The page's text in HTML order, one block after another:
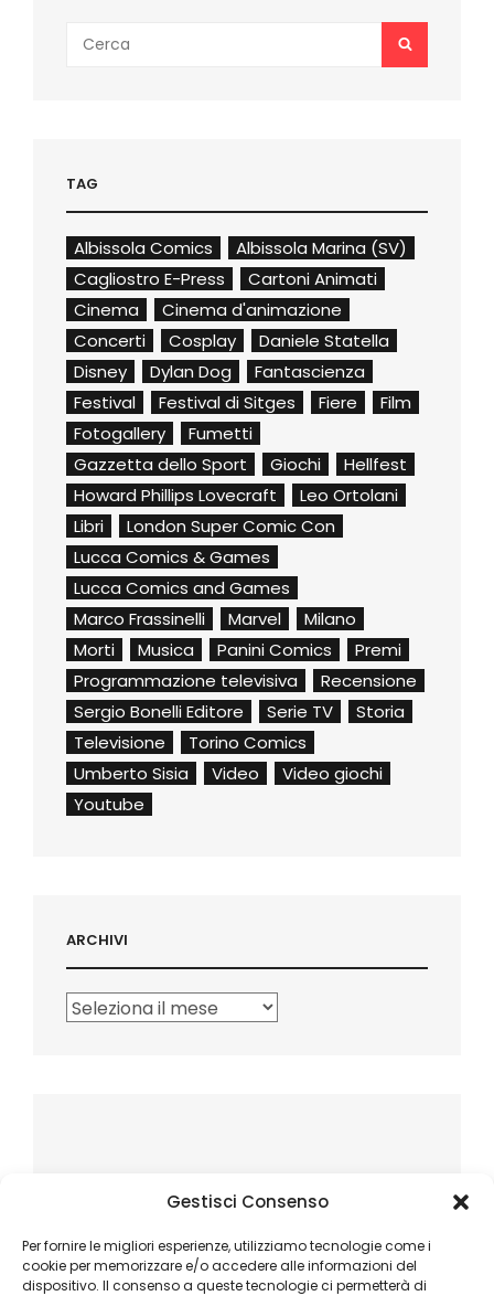
Gestisci Consenso
Per fornire le migliori esperienze, utilizziamo tecnologie come i
cookie per memorizzare e/o accedere alle informazioni del
dispositivo. Il consenso a queste tecnologie ci permetterà di
for:
SEARCH
TAG
Albissola Comics
Albissola Marina (SV)
Cagliostro E-Press
Cartoni Animati
Cinema
Cinema d'animazione
Concerti
Cosplay
Daniele Statella
Disney
Dylan Dog
Fantascienza
Festival
Festival di Sitges Fiere
Film
Fotogallery
Fumetti
Gazzetta dello Sport
Giochi
Hellfest
Howard Phillips Lovecraft
Leo Ortolani
Libri
London Super Comic Con
Lucca Comics & Games
Lucca Comics and Games
Marco Frassinelli
Marvel
Milano
Morti
Musica Panini Comics
Premi
Programmazione televisiva
Recensione
Sergio Bonelli Editore
Serie TV
Storia
Televisione
Torino Comics
Umberto Sisia
Video
Video giochi
Youtube
ARCHIVI
Archivi